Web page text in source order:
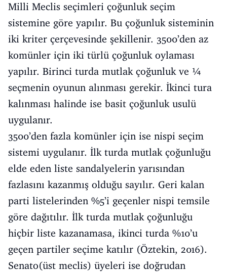
Milli Meclis seçimleri çoğunluk seçim
sistemine göre yapılır. Bu çoğunluk sisteminin
iki kriter çerçevesinde şekillenir. 3500’den az
komünler için iki türlü çoğunluk oylaması
yapılır. Birinci turda mutlak çoğunluk ve ¼
seçmenin oyunun alınması gerekir. İkinci tura
kalınması halinde ise basit çoğunluk usulü
uygulanır.
3500’den fazla komünler için ise nispi seçim
sistemi uygulanır. İlk turda mutlak çoğunluğu
elde eden liste sandalyelerin yarısından
fazlasını kazanmış olduğu sayılır. Geri kalan
parti listelerinden %5’i geçenler nispi temsile
göre dağıtılır. İlk turda mutlak çoğunluğu
hiçbir liste kazanamasa, ikinci turda %10’u
geçen partiler seçime katılır (Öztekin, 2016).
Senato(üst meclis) üyeleri ise doğrudan